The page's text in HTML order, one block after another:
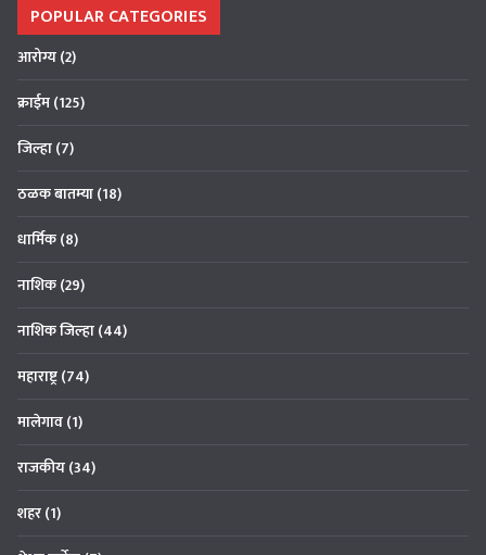
POPULAR CATEGORIES
आरोग्य(2)
क्राईम(125)
जिल्हा(7)
ठळक बातम्या(18)
धार्मिक(8)
नाशिक(29)
नाशिक जिल्हा(44)
महाराष्ट्र(74)
मालेगाव(1)
राजकीय(34)
शहर(1)